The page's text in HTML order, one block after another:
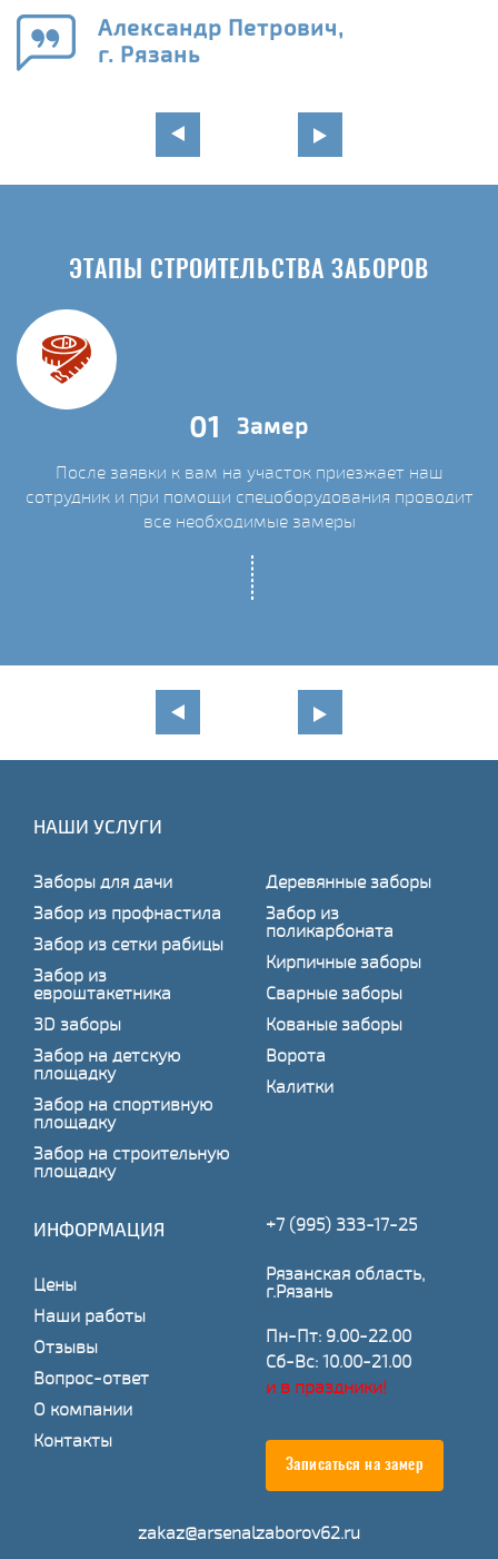
Александр Петрович,
г. Рязань
ЭТАПЫ СТРОИТЕЛЬСТВА ЗАБОРОВ
01 Замер
После заявки к вам на участок приезжает наш
сотрудник и при помощи спецоборудования проводит
все необходимые замеры
НАШИ УСЛУГИ
Заборы для дачи
Забор из профнастила
Забор из сетки рабицы
Забор из
евроштакетника
3D заборы
Забор на детскую
площадку
Забор на спортивную
площадку
Забор на строительную
площадку
Деревянные заборы
Забор из
поликарбоната
Кирпичные заборы
Сварные заборы
Кованые заборы
Ворота
Калитки
ИНФОРМАЦИЯ
Цены
Наши работы
Отзывы
Вопрос-ответ
О компании
Контакты
+7 (995) 333-17-25
Рязанская область,
г.Рязань
Пн-Пт: 9.00-22.00
Сб-Вс: 10.00-21.00
и в праздники!
Записаться на замер
zakaz@arsenalzaborov62.ru